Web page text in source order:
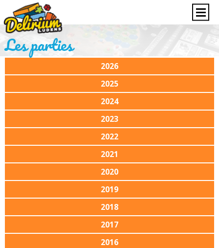
Les parties
2026
2025
2024
2023
2022
2021
2020
2019
2018
2017
2016